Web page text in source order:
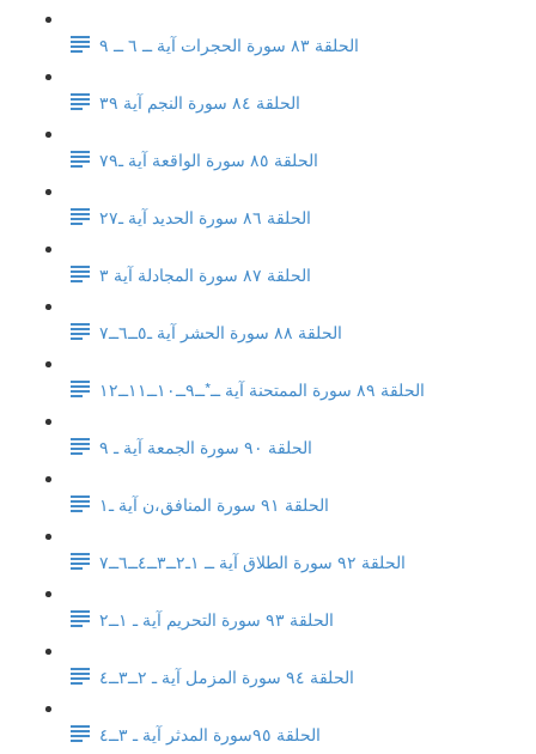
الحلقة ٨٣ سورة الحجرات آية ــ ٦ ــ ٩
الحلقة ٨٤ سورة النجم آية ٣٩
الحلقة ٨٥ سورة الواقعة آية ـ٧٩
الحلقة ٨٦ سورة الحديد آية ـ٢٧
الحلقة ٨٧ سورة المجادلة آية ٣
الحلقة ٨٨ سورة الحشر آية ـ٥ــ٦ــ٧
الحلقة ٨٩ سورة الممتحنة آية ــ*ــ٩ــ١٠ــ١١ــ١٢
الحلقة ٩٠ سورة الجمعة آية ـ ٩
الحلقة ٩١ سورة المنافق،ن آية ـ١
الحلقة ٩٢ سورة الطلاق آية ــ ١ـ٢ــ٣ــ٤ــ٦ــ٧
الحلقة ٩٣ سورة التحريم آية ـ ١ــ٢
الحلقة ٩٤ سورة المزمل آية ـ ٢ــ٣ــ٤
الحلقة ٩٥سورة المدثر آية ـ ٣ــ٤